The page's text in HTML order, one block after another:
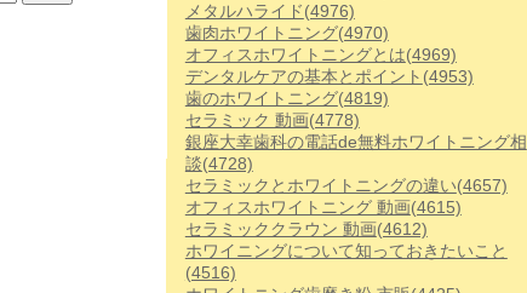
メタルハライド(4976)
歯肉ホワイトニング(4970)
オフィスホワイトニングとは(4969)
デンタルケアの基本とポイント (4953)
歯のホワイトニング(4819)
セラミック 動画(4778)
銀座大幸歯科の電話de無料ホワイトニング相
談(4728)
セラミックとホワイトニングの違い(4657)
オフィスホワイトニング 動画(4615)
セラミッククラウン 動画(4612)
ホワイニングについて知っておきたいこと
(4516)